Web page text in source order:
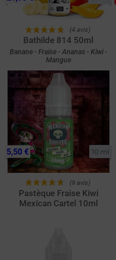
(4 avis)
Bathilde 814 50ml
Banane - Fraise - Ananas - Kiwi -
Mangue
10 ml
(9 avis)
Pastèque Fraise Kiwi
Mexican Cartel 10ml
5,50 €